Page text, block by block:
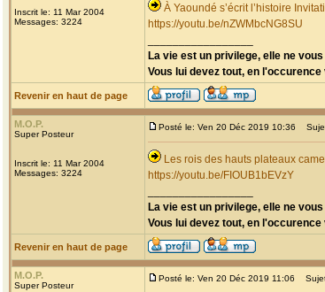
Inscrit le: 11 Mar 2004
Messages: 3224
À Yaoundé s’écrit l’histoire
https://youtu.be/nZWMbcNG8SU
La vie est un privilege, elle ne
Vous lui devez tout, en
Revenir en haut de page
M.O.P.
Super Posteur
Inscrit le: 11 Mar 2004
Messages: 3224
Posté le: Ven 20 Déc 2019 10:36
Les rois des hauts plateaux
https://youtu.be/FIOUB1bEVzY
La vie est un privilege, elle ne
Vous lui devez tout, en
Revenir en haut de page
M.O.P.
Super Posteur
Posté le: Ven 20 Déc 2019 11:06